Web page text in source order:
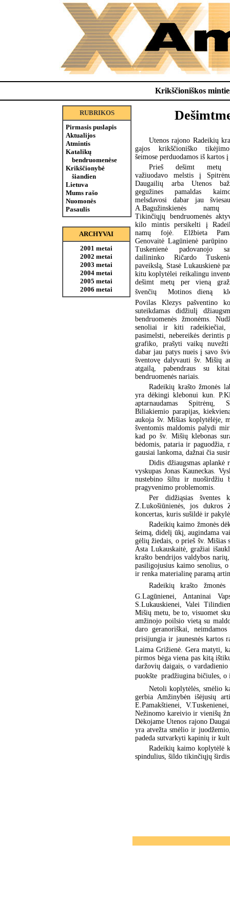
Krikščioniškos
RUBRIKOS
Pirmasis puslapis
Aktualijos
Atmintis
Katalikų
bendruomenėse
Krikščionybė
šiandien
Lietuva
Mums rašo
Nuomonės
Pasaulis
ARCHYVAI
2001 metai
2002 metai
2003 metai
2004 metai
2005 metai
2006 metai
Utenos rajono Radeikių
gajos krikščioniško
šeimose perduodamos iš kartos
Prieš dešimt metų
važiuodavo melstis į
Daugailių arba Utenos
gegužines pamaldas
melsdavosi dabar jau
A.Bagužinskienės namų
Tikinčiųjų bendruomenės
kilo mintis persikelti į
namų fojė. Elžbieta
Genovaitė Lagūnienė
Tuskenienė padovanojo
dailininko Ričardo
paveikslą, Stasė Lukauskienė
kitu koplytėlei reikalingu
dešimt metų per vieną
švenčių  Motinos dieną 
Povilas Klezys pašventino
suteikdamas didžiulį
bendruomenės žmonėms.
senoliai ir kiti radeikiečiai,
pasimelsti, nebereikės derintis
grafiko, prašyti vaikų
dabar jau patys nueis į savo
šventovę dalyvauti šv. Mišių
atgailą, pabendraus su
bendruomenės nariais.
Radeikių krašto žmonės
yra dėkingi klebonui kun.
aptarnaudamas Spitrėnų,
Biliakiemio parapijas,
aukoja šv. Mišias koplytėlėje,
šventomis maldomis palydi
kad po šv. Mišių klebonas
bėdomis, pataria ir paguodžia,
gausiai lankoma, dažnai čia
Didis džiaugsmas aplankė
vyskupas Jonas Kauneckas.
nustebino šiltu ir nuoširdžiu
pragyvenimo problemomis.
Per didžiąsias šventes
Z.Lukošiūnienės, jos dukros
koncertas, kuris sušildė ir
Radeikių kaimo žmonės
šeimą, didelį ūkį, augindama
gėlių žiedais, o prieš šv. Mišias
Asta Lukauskaitė, gražiai
krašto bendrijos valdybos
pasiligojusius kaimo senolius,
ir renka materialinę paramą
Radeikių krašto
G.Lagūnienei, Antaninai
S.Lukauskienei, Valei
Mišių metu, be to, visuomet
amžinojo poilsio vietą su
daro geranoriškai,
prisijungia ir jaunesnės kartos
Laima Grižienė. Gera matyti,
pirmos bėga viena pas kitą
daržovių daigais, o
puokšte  pradžiugina bičiules,
Netoli koplytėlės, smėlio
gerbia Amžinybėn išėjusių
E.Pamakštienei,
Nežinomo kareivio ir vienišų
Dėkojame Utenos rajono
yra atvežta smėlio ir
padeda sutvarkyti kapinių ir
Radeikių kaimo koplytėlė
spindulius, šildo tikinčiųjų